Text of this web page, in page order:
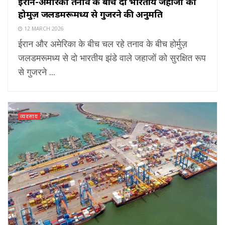
होर्मुज़ जलडमरूमध्य से गुजरने की अनुमति
12 MARCH 2026
ईरान और अमेरिका के बीच चल रहे तनाव के बीच होर्मुज़
जलडमरूमध्य से दो भारतीय झंडे वाले जहाजों को सुरक्षित रूप
से गुजरने ...
व्यवसाय